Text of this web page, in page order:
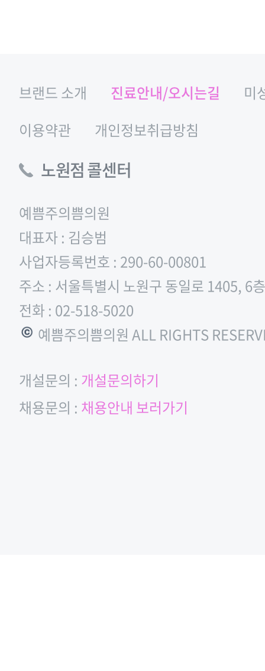
브랜드 소개 진료안내/오시는길
미
이용약관
개인정보취급방침
노원점 콜센터
예쁨주의쁨의원
대표자 : 김승범
사업자등록번호 : 290-60-00801
주소 : 서울특별시 노원구 동일로 1405, 6
전화 : 02-518-5020
© 예쁨주의쁨의원 ALL RIGHTS
개설문의 : 개설문의하기
채용문의 : 채용안내 보러가기